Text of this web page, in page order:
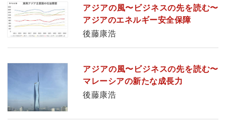
アジアの風〜ビジネスの先を読む〜
アジアのエネルギー安全保障
後藤康浩
アジアの風〜ビジネスの先を読む〜
マレーシアの新たな成長力
後藤康浩